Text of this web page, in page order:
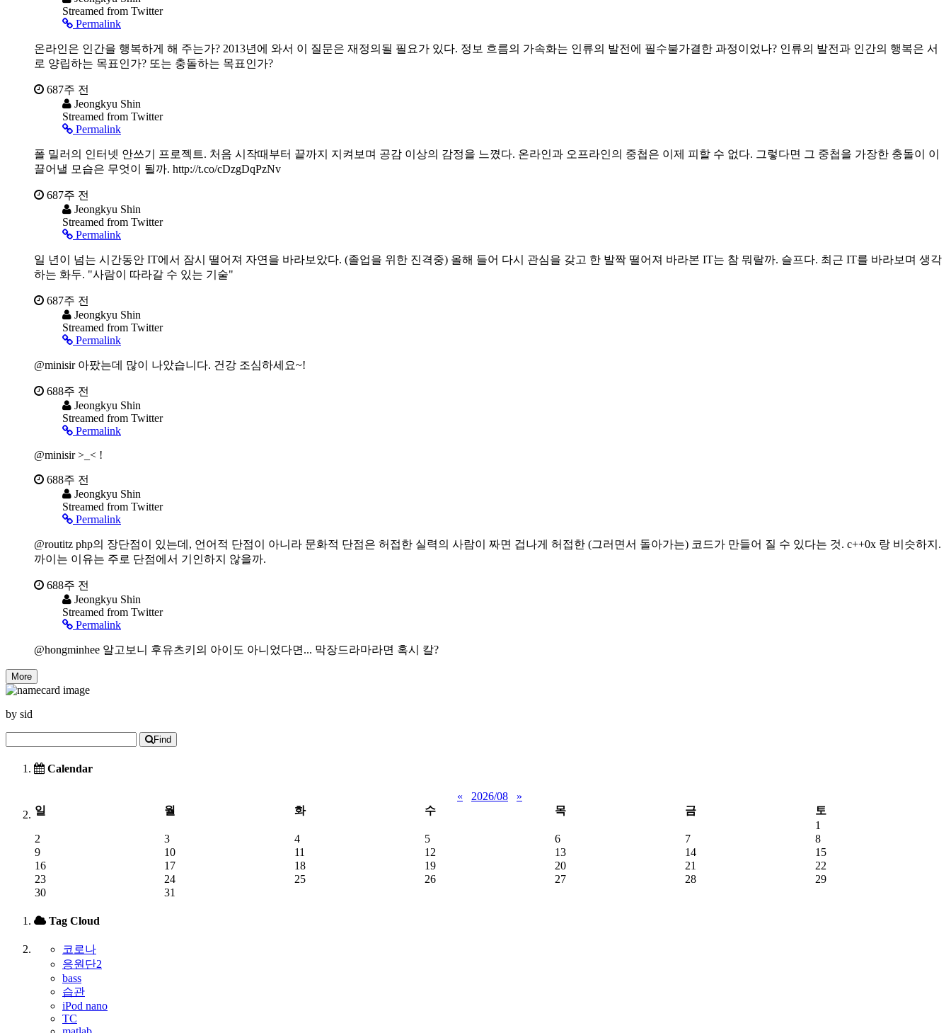
Streamed from Twitter
Permalink
온라인은 인간을 행복하게 해 주는가? 2013년에 와서 이 질문은 재정의될 필요가 있다. 정보 흐름의 가속화는 인류의 발전에 필수불가결한 과정이었나? 인류의 발전과 인간의 행복은 서
로 양립하는 목표인가? 또는 충돌하는 목표인가?
687주 전
Jeongkyu Shin
Streamed from Twitter
Permalink
폴 밀러의 인터넷 안쓰기 프로젝트. 처음 시작때부터 끝까지 지켜보며 공감 이상의 감정을 느꼈다. 온라인과 오프라인의 중첩은 이제 피할 수 없다. 그렇다면 그 중첩을 가장한 충돌이 이
끌어낼 모습은 무엇이 될까. http://t.co/cDzgDqPzNv
687주 전
Jeongkyu Shin
Streamed from Twitter
Permalink
일 년이 넘는 시간동안 IT에서 잠시 떨어져 자연을 바라보았다. (졸업을 위한 진격중) 올해 들어 다시 관심을 갖고 한 발짝 떨어져 바라본 IT는 참 뭐랄까. 슬프다. 최근 IT를 바라보며 생각
하는 화두. "사람이 따라갈 수 있는 기술"
687주 전
Jeongkyu Shin
Streamed from Twitter
Permalink
@minisir 아팠는데 많이 나았습니다. 건강 조심하세요~!
688주 전
Jeongkyu Shin
Streamed from Twitter
Permalink
@minisir >_< !
688주 전
Jeongkyu Shin
Streamed from Twitter
Permalink
@routitz php의 장단점이 있는데, 언어적 단점이 아니라 문화적 단점은 허접한 실력의 사람이 짜면 겁나게 허접한 (그러면서 돌아가는) 코드가 만들어 질 수 있다는 것. c++0x 랑 비슷하지.
까이는 이유는 주로 단점에서 기인하지 않을까.
688주 전
Jeongkyu Shin
Streamed from Twitter
Permalink
@hongminhee 알고보니 후유츠키의 아이도 아니었다면... 막장드라마라면 혹시 칼?
by sid
Find
Calendar
« 2026/08
»
일
월 화 수 목 금
토
1
2
3 4 5 6 7
8
9
10 11 12 13 14
15
16
17 18 19 20 21
22
23
24 25 26 27 28
29
30
31
Tag Cloud
코로나
응원단2
bass
습관
iPod nano
TC